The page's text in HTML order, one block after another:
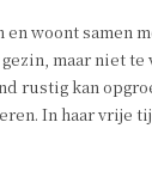
en woont samen
maar niet
rustig kan
In haar vrije